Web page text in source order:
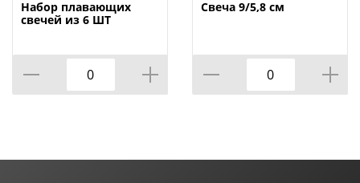
Набор плавающих
свечей из 6 ШТ
Свеча 9/5,8 см